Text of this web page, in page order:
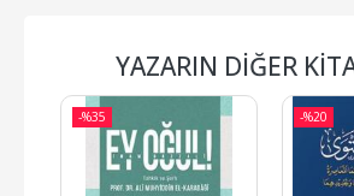
YAZARIN DIĞER
-%35 -%20